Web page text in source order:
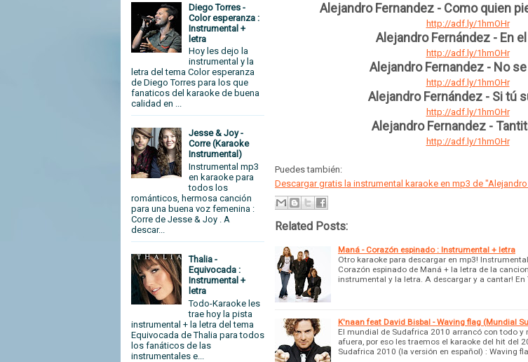
Diego Torres -
Color esperanza :
Instrumental +
letra
Hoy les dejo la
instrumental y la
letra del tema Color esperanza
de Diego Torres para los que
fanaticos del karaoke de buena
calidad en ...
Jesse & Joy -
Corre (Karaoke
Instrumental)
Instrumental mp3
en karaoke para
todos los
románticos, hermosa canción
para una buena voz femenina :
Corre de Jesse & Joy . A
descar...
Thalia -
Equivocada :
Instrumental +
letra
Todo-Karaoke les
trae hoy la pista
instrumental + la letra del tema
Equivocada de Thalia para todos
los fanáticos de las
instrumentales e...
Alejandro Fernandez - Como quien
http://adf.ly/1hmOHr
Alejandro Fernández - En
http://adf.ly/1hmOHr
Alejandro Fernandez - No
http://adf.ly/1hmOHr
Alejandro Fernández - Si tú
http://adf.ly/1hmOHr
Alejandro Fernandez -
http://adf.ly/1hmOHr
Puedes también:
Descargar gratis la instrumental karaoke en mp3 de
Related Posts:
Maná - Corazón espinado : Instrumental + letra
Otro karaoke para descargar en mp3!
Corazón espinado de Maná + la letra de la
instrumental y la letra. A descargar y a cantar! En
K'naan feat David Bisbal - Waving flag (Mundial
El mundial de Sudafrica 2010 arrancó con todo
afuera, por eso les traemos el karaoke del hit del
Sudafrica 2010 (la versión en español) : Waving